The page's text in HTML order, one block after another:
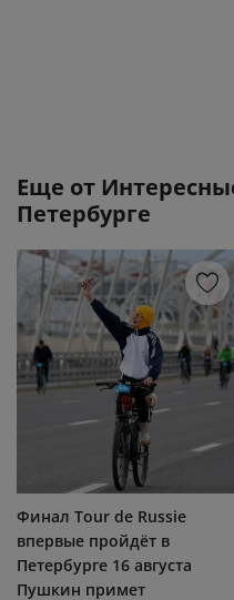
Еще от
Петербурге
Финал Tour de Russie
впервые пройдёт в
Петербурге 16 августа
Пушкин примет